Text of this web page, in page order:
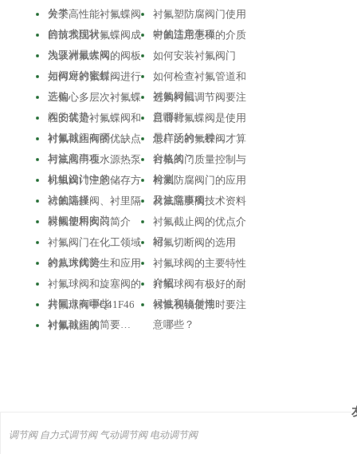
分类
关于高性能衬氟蝶阀
的技术现状
衬氟塑防腐阀门使用
中的注意事项
目前我国衬氟蝶阀成
为亚洲最大阀…
衬氟适用怎样的介质
浅谈衬氟蝶阀的阀板
与阀座的密封…
如何安装衬氟阀门
如何对衬氟蝶阀进行
选购
如何检查衬氟管道和
衬氟阀门
三偏心多层次衬氟蝶
阀的优势
选购衬氟调节阀要注
意哪些
在安装是衬氟蝶阀和
衬氟球阀有哪…
目前衬氟蝶阀是使用
最广泛的一种…
衬氟截止阀的优缺点
与注意事项
怎样的衬氟蝶阀才算
合格的？
衬氟阀门在水源热泵
机组设计中的…
衬氟阀门质量控制与
检测
衬氟阀门注意储存方
法的选择
衬氟防腐阀门的应用
及注意事项
衬氟隔膜阀、衬里隔
膜阀使用安装…
衬氟隔膜阀技术资料
衬氟塑料阀门简介
衬氟截止阀的优点介
绍
衬氟阀门在化工领域
的八大优势
衬氟切断阀的选用
衬氟球阀诞生和应用
衬氟球阀的主要特性
介绍
衬氟球阀和旋塞阀的
共同点有哪些
衬氟球阀有极好的耐
候性和辐射性
衬氟球阀中Q41F46
衬氟球阀的简要…
衬氟视镜使用时要注
意哪些？
衬氟截止阀
调节阀 自力式调节阀 气动调节阀 电动调节阀